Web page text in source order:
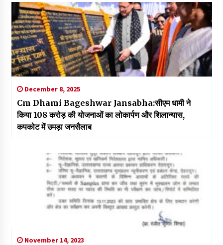
December 8, 2025
Cm Dhami Bageshwar Jansabha:सीएम धामी ने
किया 108 करोड़ की योजनाओं का लोकार्पण और शिलान्यास,
कपकोट में उमड़ा जनसैलाब
November 14, 2023